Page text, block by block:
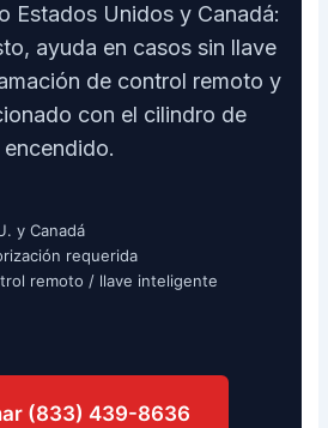
Estados Unidos y Canadá:
ayuda en casos sin llave
de control remoto y
con el cilindro de
encendido.
y Canadá
requerida
remoto / llave inteligente
(833) 439-8636